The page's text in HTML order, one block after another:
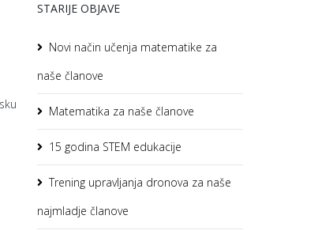
STARIJE OBJAVE
Novi način učenja matematike za
naše članove
Matematika za naše članove
15 godina STEM edukacije
Trening upravljanja dronova za naše
najmladje članove